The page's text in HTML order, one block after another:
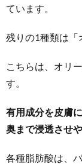
ています。
残りの1種類は「
こちらは、オリ
す。
有用成分を皮膚
奥まで浸透させ
各種脂肪酸は、